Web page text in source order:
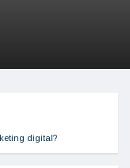
digital?